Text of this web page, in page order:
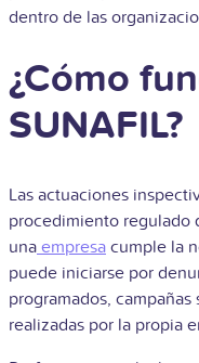
dentro de las
¿Cómo
SUNAFIL?
Las actuaciones
procedimiento regulado
una empresa cumple la
puede iniciarse por
programados,
realizadas por la propia